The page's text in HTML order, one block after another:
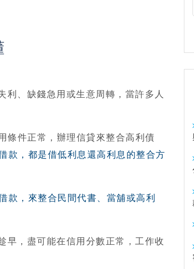
利、缺錢急用或生意周轉，當許多人
條件正常，辦理信貸來整合高利債
款，都是借低利息還高利息的整合方
款，來整合民間代書、當舖或高利
早，盡可能在信用分數正常，工作收